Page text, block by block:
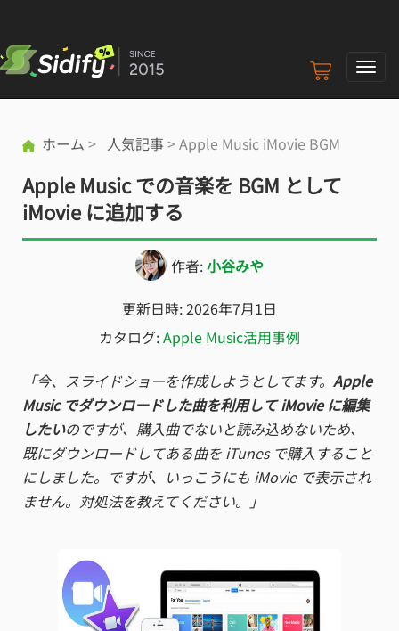
ナ
り
ホーム > 人気記事> Apple Music iMovie BGM
Apple Music での音楽を BGM として
iMovie に追加する
作者:小谷みや
更新日時: 2026年7月1日
カタログ:Apple Music活用事例
「今、スライドショーを作成しようとしてます。 Apple
Music でダウンロードした曲を利用して iMovie に編集
したいのですが、購入曲でないと読み込めないため、
既にダウンロードしてある曲を iTunes で購入すること
にしました。ですが、いっこうにも iMovie で表示され
ません。対処法を教えてください。」